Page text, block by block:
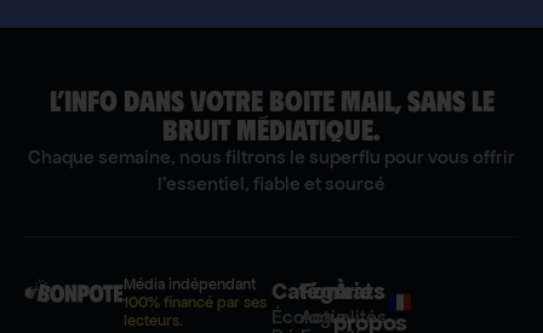
L’INFO DANS VOTRE BOITE MAIL, SANS LE
BRUIT MÉDIATIQUE.
Chaque semaine, nous filtrons le superflu pour vous offrir
l'essentiel, fiable et sourcé
Média indépendant
100% financé par ses
lecteurs.
Catégories
Écologie
Formats
Actualités
À
propos